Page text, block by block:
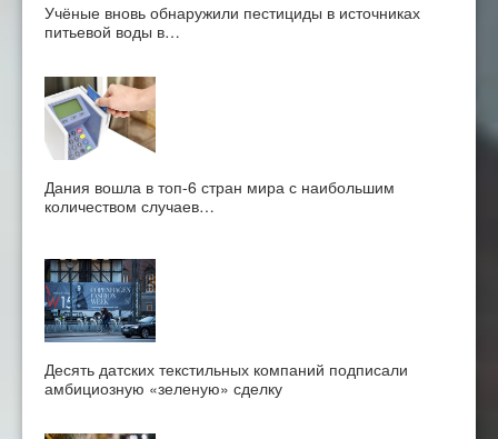
Учёные вновь обнаружили пестициды в источниках
питьевой воды в…
Дания вошла в топ-6 стран мира с наибольшим
количеством случаев…
Десять датских текстильных компаний подписали
амбициозную «зеленую» сделку